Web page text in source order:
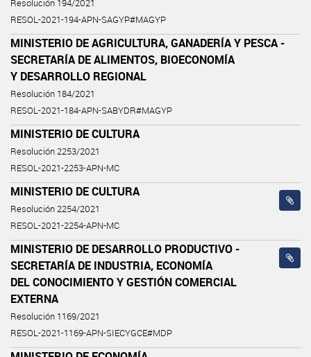
Resolución 194/2021
RESOL-2021-194-APN-SAGYP#MAGYP
MINISTERIO DE AGRICULTURA, GANADERÍA Y PESCA -
SECRETARÍA DE ALIMENTOS, BIOECONOMÍA
Y DESARROLLO REGIONAL
Resolución 184/2021
RESOL-2021-184-APN-SABYDR#MAGYP
MINISTERIO DE CULTURA
Resolución 2253/2021
RESOL-2021-2253-APN-MC
MINISTERIO DE CULTURA
Resolución 2254/2021
RESOL-2021-2254-APN-MC
MINISTERIO DE DESARROLLO PRODUCTIVO -
SECRETARÍA DE INDUSTRIA, ECONOMÍA
DEL CONOCIMIENTO Y GESTIÓN COMERCIAL
EXTERNA
Resolución 1169/2021
RESOL-2021-1169-APN-SIECYGCE#MDP